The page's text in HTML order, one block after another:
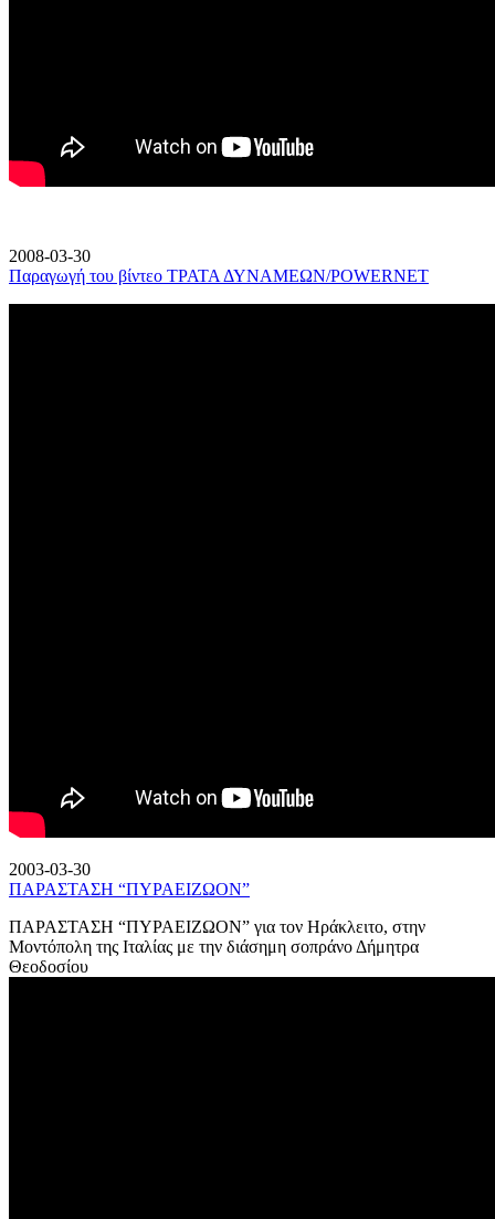
2008-03-30
Παραγωγή του βίντεο ΤΡΑΤΑ ΔΥΝΑΜΕΩΝ/POWERNET
2003-03-30
ΠΑΡΑΣΤΑΣΗ “ΠΥΡΑΕΙΖΩΟΝ”
ΠΑΡΑΣΤΑΣΗ “ΠΥΡΑΕΙΖΩΟΝ” για τον Ηράκλειτο, στην
Μοντόπολη της Ιταλίας με την διάσημη σοπράνο Δήμητρα
Θεοδοσίου